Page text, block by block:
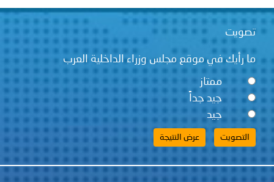
تصويت
ما رأيك في موقع مجلس وزراء الداخلية العرب
ممتاز
جيد جداً
جيد